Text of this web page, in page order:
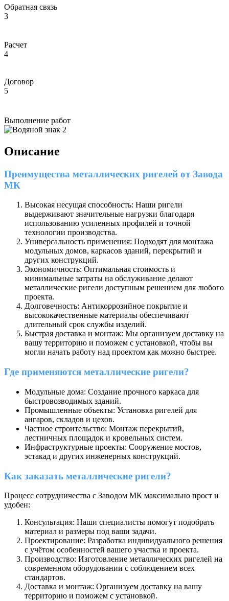
Обратная связь
3
Расчет
4
Договор
5
Выполнение работ
Описание
Преимущества металлических ригелей от Завода
МК
Высокая несущая способность: Наши ригели
выдерживают значительные нагрузки благодаря
использованию усиленных профилей и точной
технологии производства.
Универсальность применения: Подходят для монтажа
модульных домов, каркасов зданий, перекрытий и
других конструкций.
Экономичность: Оптимальная стоимость и
минимальные затраты на обслуживание делают
металлические ригели доступным решением для любого
проекта.
Долговечность: Антикоррозийное покрытие и
высококачественные материалы обеспечивают
длительный срок службы изделий.
Быстрая доставка и монтаж: Мы организуем доставку на
вашу территорию и поможем с установкой, чтобы вы
могли начать работу над проектом как можно быстрее.
Где применяются металлические ригели?
Модульные дома: Создание прочного каркаса для
быстровозводимых зданий.
Промышленные объекты: Установка ригелей для
ангаров, складов и цехов.
Частное строительство: Монтаж перекрытий,
лестничных площадок и кровельных систем.
Инфраструктурные проекты: Сооружение мостов,
эстакад и других инженерных конструкций.
Как заказать металлические ригели?
Процесс сотрудничества с Заводом МК максимально прост и
удобен:
Консультация: Наши специалисты помогут подобрать
материал и размеры под ваши задачи.
Проектирование: Разработка индивидуального решения
с учётом особенностей вашего участка и проекта.
Производство: Изготовление металлических ригелей на
современном оборудовании с соблюдением всех
стандартов.
Доставка и монтаж: Организуем доставку на вашу
территорию и поможем с установкой.